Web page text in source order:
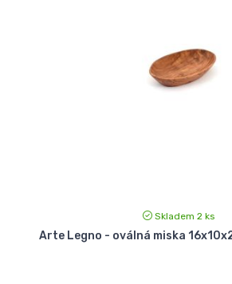
Skladem 2 ks
Arte Legno - oválná miska